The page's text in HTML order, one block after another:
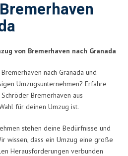
von Bremerhaven nach Granada
nach Granada und
Umzugsunternehmen? Erfahre
Bremerhaven aus
für deinen Umzug ist.
stehen deine Bedürfnisse und
wissen, dass ein Umzug eine große
Herausforderungen verbunden